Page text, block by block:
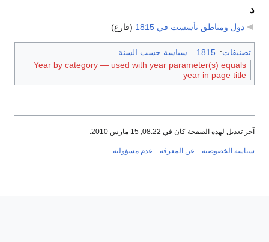
د
دول ومناطق تأسست في 1815 (فارغ)
تصنيفات:
1815
سياسة حسب السنة
Year by category — used with year parameter(s) equals
year in page title
آخر تعديل لهذه الصفحة كان في 08:22, 15 مارس 2010.
سياسة الخصوصية عن المعرفة عدم مسؤولية